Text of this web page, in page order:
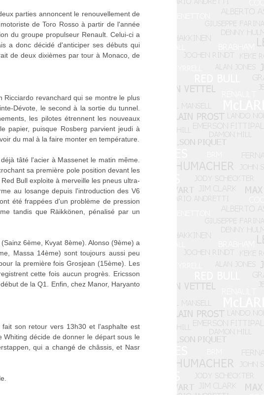
parties annoncent le renouvellement de
de Toro Rosso à partir de l'année
du groupe propulseur Renault. Celui-ci a
a donc décidé d'anticiper ses débuts qui
de deux dixièmes par tour à Monaco, de
Ricciardo revanchard qui se montre le plus
Dévote, le second à la sortie du tunnel.
les pilotes étrennent les nouveaux
papier, puisque Rosberg parvient jeudi à
du mal à la faire monter en température.
tâté l'acier à Massenet le matin même.
sa première pole position devant les
Bull exploite à merveille les pneus ultra-
au losange depuis l'introduction des V6
été frappées d'un problème de pression
tandis que Räikkönen, pénalisé par un
6ème, Kvyat 8ème). Alonso (9ème) a
Massa 14ème) sont toujours aussi peu
la première fois Grosjean (15ème). Les
cette fois aucun progrès. Ericsson
de la Q1. Enfin, chez Manor, Haryanto
son retour vers 13h30 et l'asphalte est
décide de donner le départ sous le
qui a changé de châssis, et Nasr